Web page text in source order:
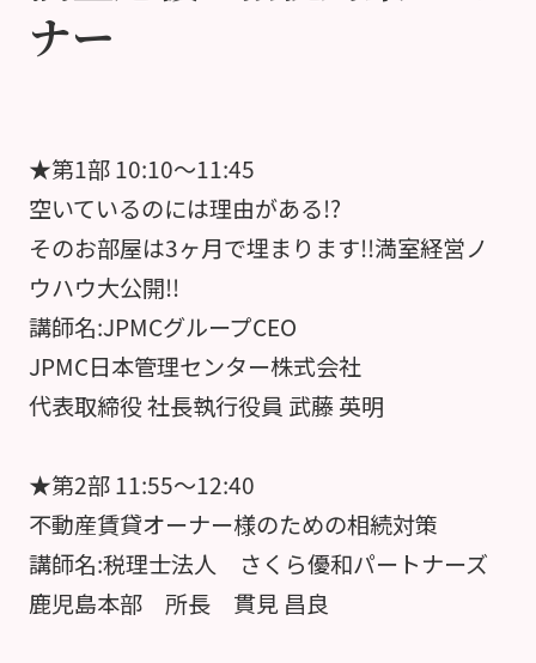
ナー
★第1部 10:10～11:45
空いているのには理由がある!?
そのお部屋は3ヶ月で埋まります!!満室経営ノ
ウハウ大公開!!
講師名:JPMCグループCEO
JPMC日本管理センター株式会社
代表取締役 社長執行役員 武藤 英明
★第2部 11:55～12:40
不動産賃貸オーナー様のための相続対策
講師名:税理士法人 さくら優和パートナーズ
鹿児島本部 所長 貫見 昌良